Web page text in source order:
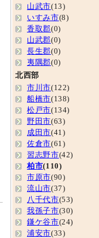
山武市(13)
いすみ市(8)
香取郡(0)
山武郡(0)
長生郡(0)
夷隅郡(0)
北西部
市川市(122)
船橋市(138)
松戸市(134)
野田市(63)
成田市(41)
佐倉市(61)
習志野市(42)
柏市(110)
市原市(90)
流山市(37)
八千代市(53)
我孫子市(30)
鎌ケ谷市(24)
浦安市(33)